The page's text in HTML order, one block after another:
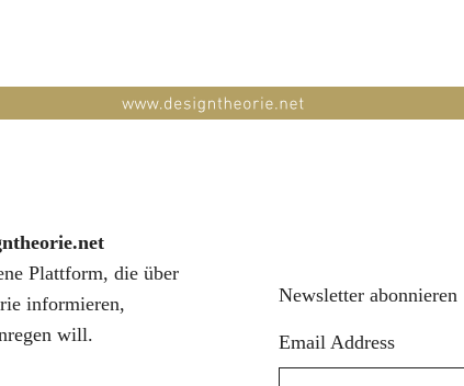
Plattform, die über
informieren,
will.
Newsletter abonnieren
Email Address